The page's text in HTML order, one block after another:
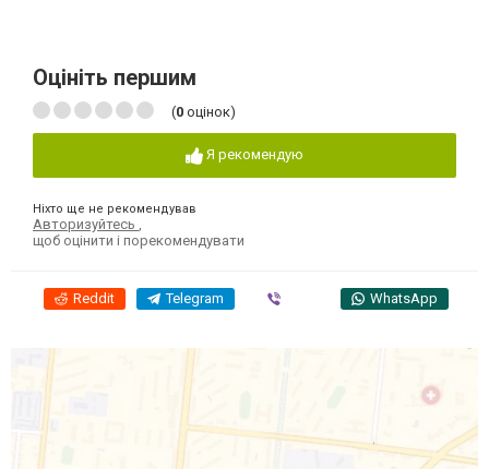
Оцініть першим
(0 оцінок)
Я рекомендую
Ніхто ще не рекомендував
Авторизуйтесь
щоб оцінити і порекомендувати
Reddit Telegram WhatsApp